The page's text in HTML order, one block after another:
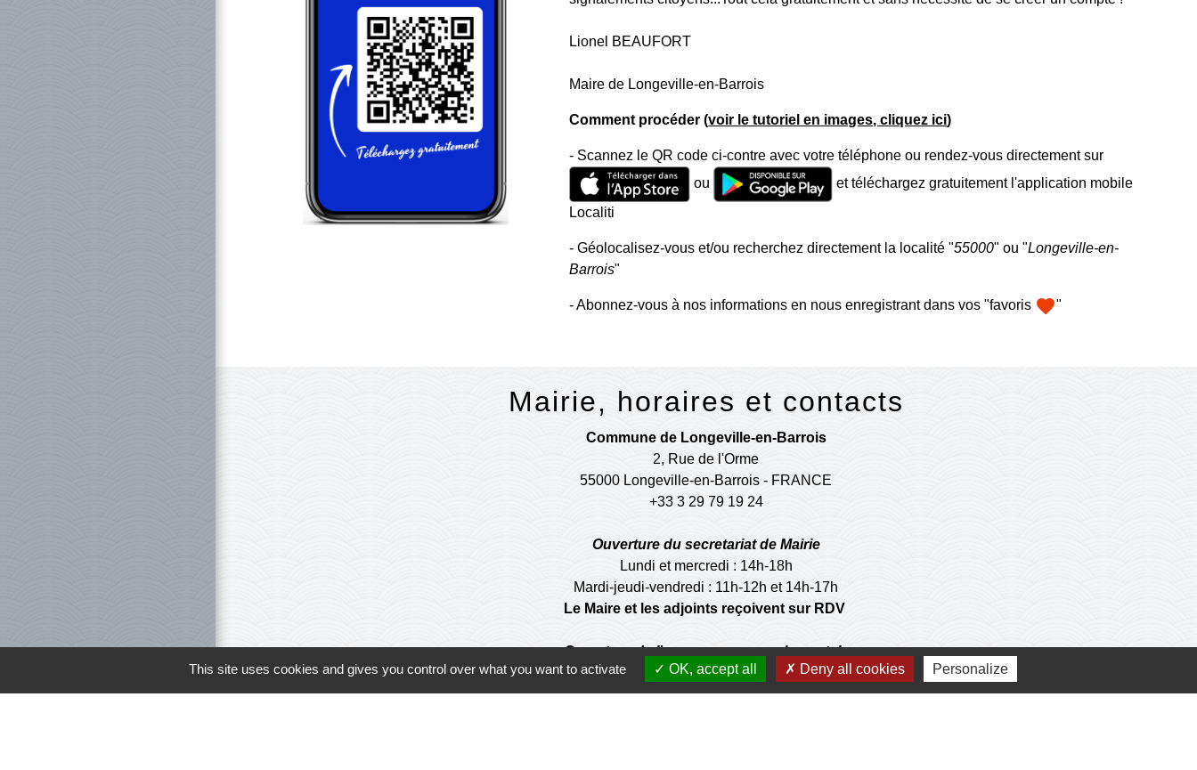
Lionel BEAUFORT
Maire de Longeville-en-Barrois
Comment procéder (voir le tutoriel en images, cliquez ici)
- Scannez le QR code ci-contre avec votre téléphone ou rendez-vous directement sur
ou
et téléchargez gratuitement l'application mobile
Localiti
- Géolocalisez-vous et/ou recherchez directement la localité "55000" ou "Longeville-en-
Barrois"
- Abonnez-vous à nos informations en nous enregistrant dans vos "favoris favorite"
Mairie, horaires et contacts
Commune de Longeville-en-Barrois
2, Rue de l'Orme
55000 Longeville-en-Barrois - FRANCE
+33 3 29 79 19 24
Ouverture du secretariat de Mairie
Lundi et mercredi : 14h-18h
Mardi-jeudi-vendredi : 11h-12h et 14h-17h
Le Maire et les adjoints reçoivent sur RDV
Ouverture de l'agence communale postale
Lundi et mardi: 14h-16h
Mercredi :14h-18h
This site uses cookies and gives you control over what you want to activate OK, accept all Deny all cookies Personalize